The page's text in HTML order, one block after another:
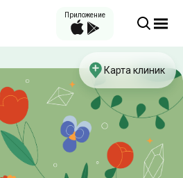
Приложение
Карта клиник